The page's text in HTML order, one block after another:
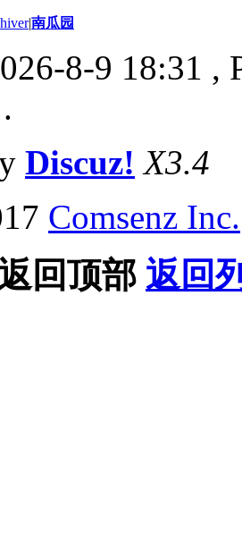
|南瓜园
8-9 18:31 ,
Discuz! X3.4
Comsenz Inc.
回顶部 返回